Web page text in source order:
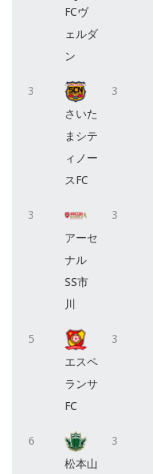
FCヴ
ェルダ
ン
3
さいた
まシテ
ィノー
スFC
3
3
アーセ
ナル
SS市
川
3
5
エスペ
ランサ
FC
3
6
松本山
3